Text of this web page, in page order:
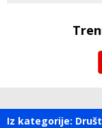
Iz kategorije: